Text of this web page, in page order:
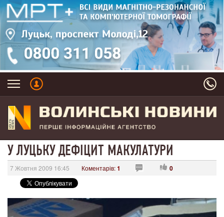
У ЛУЦЬКУ ДЕФІЦИТ МАКУЛАТУРИ
7 Жовтня 2009 16:45 Коментарів:1 0